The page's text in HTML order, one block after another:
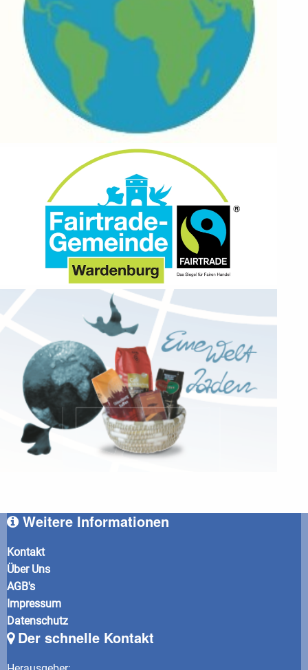
Weitere Informationen
Kontakt
Über Uns
AGB's
Impressum
Datenschutz
Der schnelle Kontakt